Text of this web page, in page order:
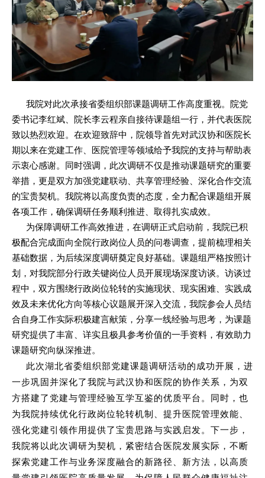
我院对此次承接省委组织部课题调研工作高度重视。院党
委书记李红斌、院长李云程亲自接待课题组一行，并代表医院
致以热烈欢迎。在欢迎致辞中，院领导首先对武汉协和医院长
期以来在党建工作、医院管理等领域给予我院的支持与帮助表
示衷心感谢。同时强调，此次调研不仅是推动课题研究的重要
举措，更是双方加强党建联动、共享管理经验、深化合作交流
的宝贵契机。我院将以高度负责的态度，全力配合课题组开展
各项工作，确保调研任务顺利推进、取得扎实成效。
为保障调研工作高效推进，在调研正式启动前，我院已积
极配合完成面向全院行政岗位人员的问卷调查，提前梳理相关
基础数据，为后续深度调研奠定良好基础。课题组严格按照计
划，对我院部分行政关键岗位人员开展现场深度访谈。访谈过
程中，双方围绕行政岗位轮转的实施现状、现实困难、实践成
效及未来优化方向等核心议题展开深入交流，我院参会人员结
合自身工作实际积极建言献策，分享一线经验与思考，为课题
研究提供了丰富、详实且极具参考价值的一手资料，有效助力
课题研究向纵深推进。
此次湖北省委组织部党建课题调研活动的成功开展，进
一步巩固并深化了我院与武汉协和医院的协作关系，为双
方搭建了党建与管理经验互学互鉴的优质平台。同时，也
为我院持续优化行政岗位轮转机制、提升医院管理效能、
强化党建引领作用提供了宝贵思路与实践启发。下一步，
我院将以此次调研为契机，紧密结合医院发展实际，不断
探索党建工作与业务深度融合的新路径、新方法，以高质